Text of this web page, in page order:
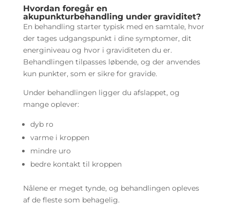
Hvordan foregår en
akupunkturbehandling under graviditet?
En behandling starter typisk med en samtale, hvor
der tages udgangspunkt i dine symptomer, dit
energiniveau og hvor i graviditeten du er.
Behandlingen tilpasses løbende, og der anvendes
kun punkter, som er sikre for gravide.
Under behandlingen ligger du afslappet, og
mange oplever:
dyb ro
varme i kroppen
mindre uro
bedre kontakt til kroppen
Nålene er meget tynde, og behandlingen opleves
af de fleste som behagelig.